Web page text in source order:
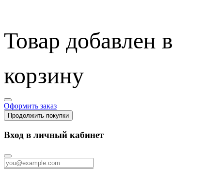
Товар добавлен в
корзину
Оформить заказ
Продолжить покупки
Вход в личный кабинет